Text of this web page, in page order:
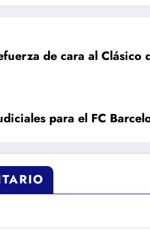
de cara al Clásico
para el FC